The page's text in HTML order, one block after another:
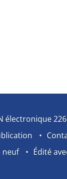
électronique
neuf
Édité